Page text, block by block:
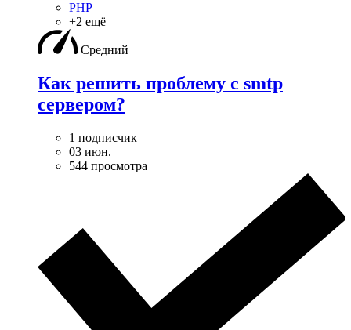
PHP
+2 ещё
Средний
Как решить проблему с smtp
сервером?
1 подписчик
03 июн.
544 просмотра